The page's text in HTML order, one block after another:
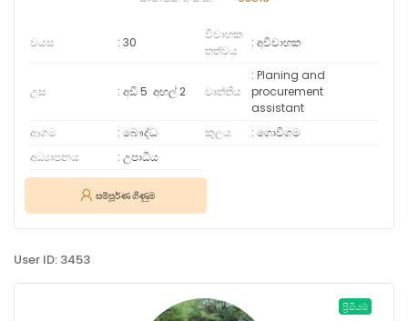
වයස 30
විවාහක
තත්වය
අවිවාහක
උස අඩි 5 අඟල් 2 වෘත්තිය
Planing and
procurement
assistant
ආගම
බෞද්ධ කුලය
ගොවිගම
අධ්‍යාපනය
උපාධිය
සම්පූර්ණ ගිණුම
User ID: 3453
ප්‍රිමියම්